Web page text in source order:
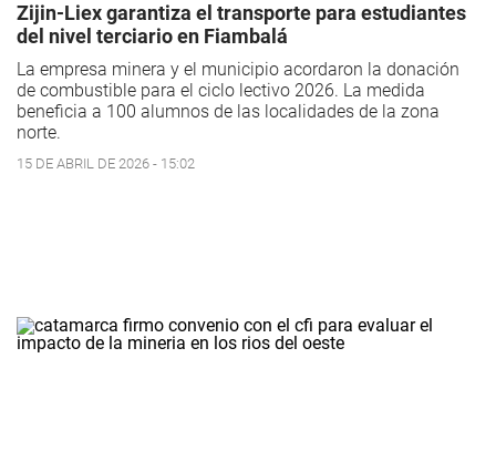
Zijin-Liex garantiza el transporte para estudiantes
del nivel terciario en Fiambalá
La empresa minera y el municipio acordaron la donación
de combustible para el ciclo lectivo 2026. La medida
beneficia a 100 alumnos de las localidades de la zona
norte.
15 DE ABRIL DE 2026 - 15:02